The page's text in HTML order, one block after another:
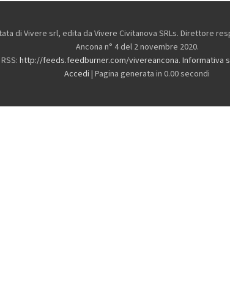
di Vivere srl, edita da Vivere Civitanova SRLs. Direttore
Ancona n° 4 del 2 novembre 2020.
RSS: http://feeds.feedburner.com/vivereancona. Informativa
Accedi | Pagina generata in 0.00 secondi